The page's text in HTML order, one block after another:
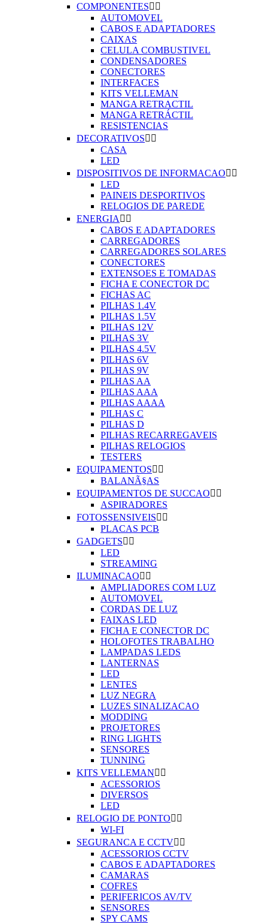
COMPONENTES 
AUTOMOVEL
CABOS E ADAPTADORES
CAIXAS
CELULA COMBUSTIVEL
CONDENSADORES
CONECTORES
INTERFACES
KITS VELLEMAN
MANGA RETRACTIL
MANGA RETRÁCTIL
RESISTENCIAS
DECORATIVOS 
CASA
LED
DISPOSITIVOS DE INFORMACAO 
LED
PAINEIS DESPORTIVOS
RELOGIOS DE PAREDE
ENERGIA  
CABOS E ADAPTADORES
CARREGADORES
CARREGADORES SOLARES
CONECTORES
EXTENSOES E TOMADAS
FICHA E CONECTOR DC
FICHAS AC
PILHAS 1.4V
PILHAS 1.5V
PILHAS 12V
PILHAS 3V
PILHAS 4.5V
PILHAS 6V
PILHAS 9V
PILHAS AA
PILHAS AAA
PILHAS AAAA
PILHAS C
PILHAS D
PILHAS RECARREGAVEIS
PILHAS RELOGIOS
TESTERS
EQUIPAMENTOS 
BALANÃ§AS
EQUIPAMENTOS DE SUCCAO 
ASPIRADORES
FOTOSSENSIVEIS 
PLACAS PCB
GADGETS 
LED
STREAMING
ILUMINACAO 
AMPLIADORES COM LUZ
AUTOMOVEL
CORDAS DE LUZ
FAIXAS LED
FICHA E CONECTOR DC
HOLOFOTES TRABALHO
LAMPADAS LEDS
LANTERNAS
LED
LENTES
LUZ NEGRA
LUZES SINALIZACAO
MODDING
PROJETORES
RING LIGHTS
SENSORES
TUNNING
KITS VELLEMAN 
ACESSORIOS
DIVERSOS
LED
RELOGIO DE PONTO 
WI-FI
SEGURANCA E CCTV 
ACESSORIOS CCTV
CABOS E ADAPTADORES
CAMARAS
COFRES
PERIFERICOS AV/TV
SENSORES
SPY CAMS